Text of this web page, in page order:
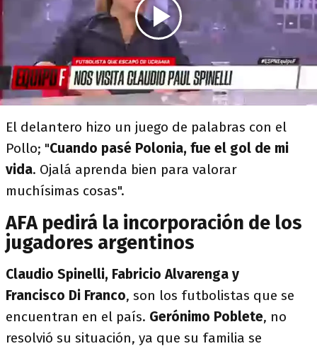
El delantero hizo un juego de palabras con el
Pollo; "Cuando pasé Polonia, fue el gol de mi
vida. Ojalá aprenda bien para valorar
muchísimas cosas".
AFA pedirá la incorporación de los
jugadores argentinos
Claudio Spinelli, Fabricio Alvarenga y
Francisco Di Franco, son los futbolistas que se
encuentran en el país. Gerónimo Poblete, no
resolvió su situación, ya que su familia se